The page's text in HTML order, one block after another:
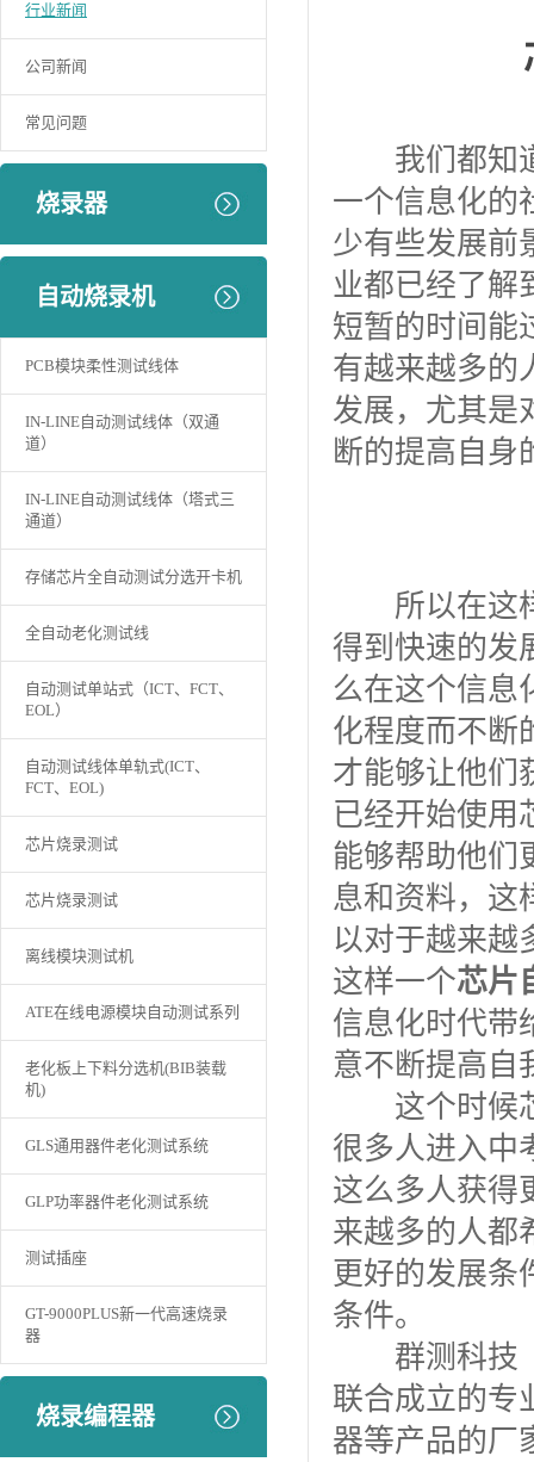
行业新闻
公司新闻
常见问题
烧录器
自动烧录机
PCB模块柔性测试线体
IN-LINE自动测试线体（双通
道）
IN-LINE自动测试线体（塔式三
通道）
存储芯片全自动测试分选开卡机
全自动老化测试线
自动测试单站式（ICT、FCT、
EOL）
自动测试线体单轨式(ICT、
FCT、EOL)
芯片烧录测试
芯片烧录测试
离线模块测试机
ATE在线电源模块自动测试系列
老化板上下料分选机(BIB装载
机)
GLS通用器件老化测试系统
GLP功率器件老化测试系统
测试插座
GT-9000PLUS新一代高速烧录
器
烧录编程器
我们都知道
一个信息化的
少有些发展前
业都已经了解
短暂的时间能
有越来越多的
发展，尤其是
断的提高自身
所以在这样
得到快速的发
么在这个信息
化程度而不断
才能够让他们
已经开始使用
能够帮助他们
息和资料，这
以对于越来越
这样一个芯片
信息化时代带
意不断提高自
这个时候芯
很多人进入中
这么多人获得
来越多的人都
更好的发展条
条件。
群测科技（
联合成立的专
器等产品的厂